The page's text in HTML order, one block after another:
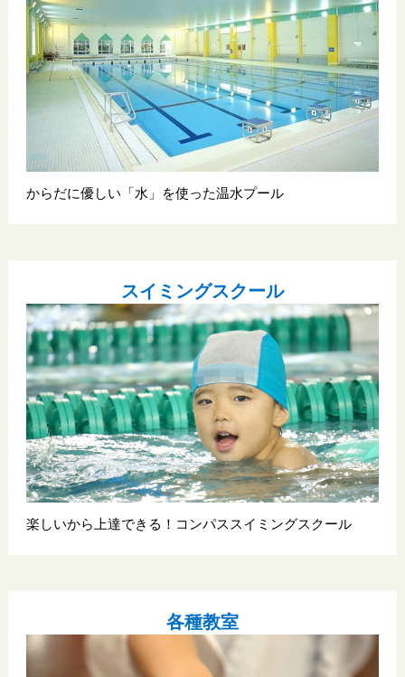
からだに優しい「水」を使った温水プール
スイミングスクール
楽しいから上達できる！コンパススイミングスクール
各種教室